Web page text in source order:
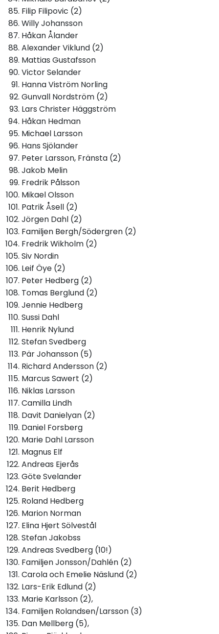
Filip Filipovic (2)
Willy Johansson
Håkan Ålander
Alexander Viklund (2)
Mattias Gustafsson
Victor Selander
Hanna Viström Norling
Gunvall Nordström (2)
Lars Christer Häggström
Håkan Hedman
Michael Larsson
Hans Sjölander
Peter Larsson, Fränsta (2)
Jakob Melin
Fredrik Pålsson
Mikael Olsson
Patrik Åsell (2)
Jörgen Dahl (2)
Familjen Bergh/Södergren (2)
Fredrik Wikholm (2)
Siv Nordin
Leif Öye (2)
Peter Hedberg (2)
Tomas Berglund (2)
Jennie Hedberg
Sussi Dahl
Henrik Nylund
Stefan Svedberg
Pär Johansson (5)
Richard Andersson (2)
Marcus Sawert (2)
Niklas Larsson
Camilla Lindh
Davit Danielyan (2)
Daniel Forsberg
Marie Dahl Larsson
Magnus Elf
Andreas Ejerås
Göte Svelander
Berit Hedberg
Roland Hedberg
Marion Norman
Elina Hjert Sölvestål
Stefan Jakobss
Andreas Svedberg (10!)
Familjen Jonsson/Dahlén (2)
Carola och Emelie Näslund (2)
Lars-Erik Edlund (2)
Marie Karlsson (2),
Familjen Rolandsen/Larsson (3)
Dan Mellberg (5),